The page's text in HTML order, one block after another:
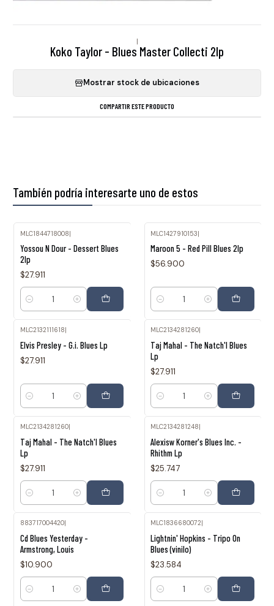
|
Koko Taylor - Blues Master Collecti 2lp
Mostrar stock de ubicaciones
COMPARTIR ESTE PRODUCTO
También podría interesarte uno de estos
MLC1844718008|
Yossou N Dour - Dessert Blues
2lp
$27.911
Cantidad
MLC1427910153|
Maroon 5 - Red Pill Blues 2lp
$56.900
Cantidad
MLC2132111618
Elvis Presley - G.i. Blues Lp
$27.911
Cantidad
MLC2134281260
Taj Mahal - The Natch'l Blues
Lp
$27.911
Cantidad
MLC2134281260|
Taj Mahal - The Natch'l Blues
Lp
$27.911
Cantidad
MLC2134281248|
Alexisw Korner's Blues Inc. -
Rhithm Lp
$25.747
Cantidad
883717004420|
Cd Blues Yesterday -
Armstrong, Louis
$10.900
Cantidad
MLC1836680072
Lightnin' Hopkins - Tripo On
Blues (vinilo)
$23.584
Cantidad